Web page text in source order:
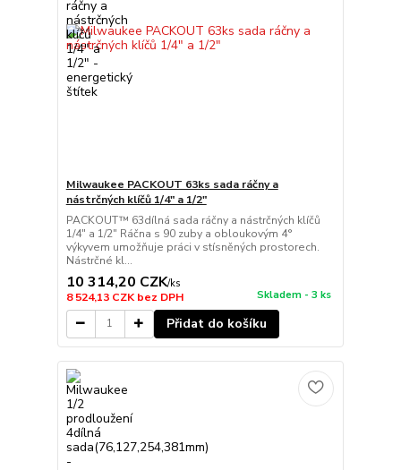
Milwaukee PACKOUT 63ks sada ráčny a
nástrčných klíčů 1/4" a 1/2"
PACKOUT™ 63dílná sada ráčny a nástrčných klíčů
1/4" a 1/2" Ráčna s 90 zuby a obloukovým 4°
výkyvem umožňuje práci v stísněných prostorech.
Nástrčné kl...
10 314,20 CZK/ks
8 524,13 CZKbez DPH Skladem - 3 ks
Přidat do košíku